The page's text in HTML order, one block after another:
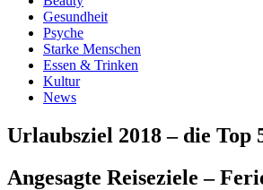
Gesundheit
Psyche
Starke Menschen
Essen & Trinken
Kultur
News
Urlaubsziel 2018 – die Top
Angesagte Reiseziele –